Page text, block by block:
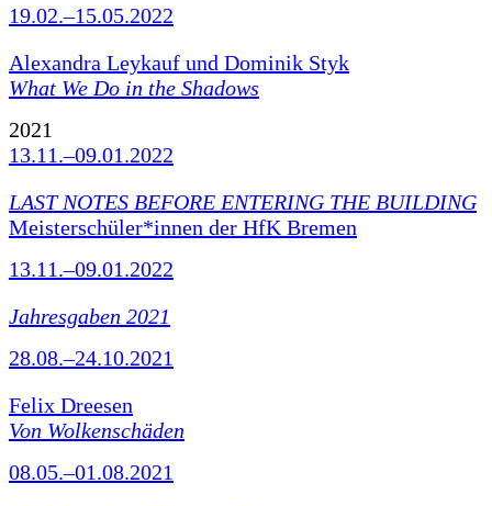
19.02.–15.05.2022
Alexandra Leykauf und Dominik Styk
What We Do in the Shadows
2021
13.11.–09.01.2022
LAST NOTES BEFORE ENTERING THE BUILDING
Meisterschüler*innen der HfK Bremen
13.11.–09.01.2022
Jahresgaben 2021
28.08.–24.10.2021
Felix Dreesen
Von Wolkenschäden
08.05.–01.08.2021